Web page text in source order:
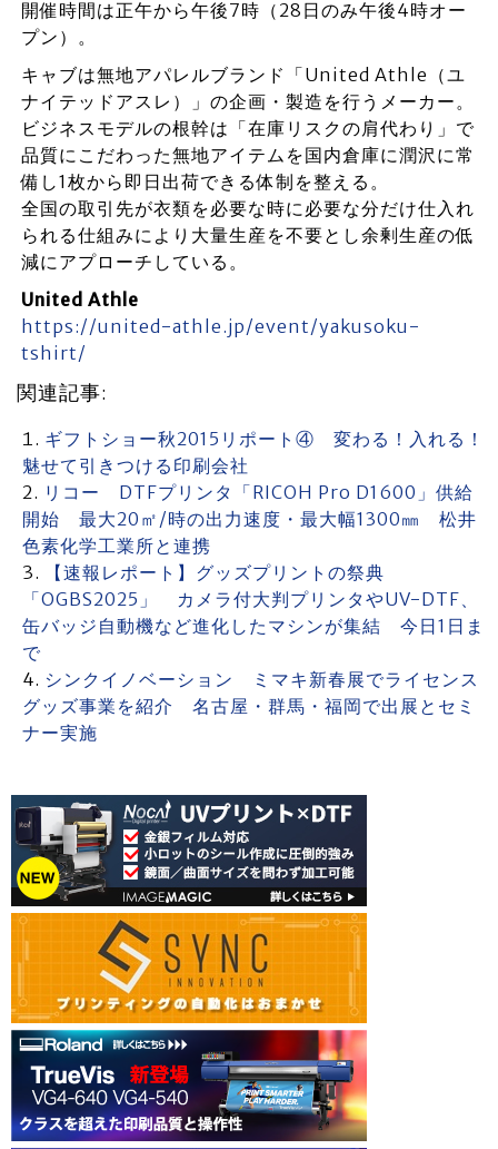
開催時間は正午から午後7時（28日のみ午後4時オー
プン）。
キャブは無地アパレルブランド「United Athle（ユ
ナイテッドアスレ）」の企画・製造を行うメーカー。
ビジネスモデルの根幹は「在庫リスクの肩代わり」で
品質にこだわった無地アイテムを国内倉庫に潤沢に常
備し1枚から即日出荷できる体制を整える。
全国の取引先が衣類を必要な時に必要な分だけ仕入れ
られる仕組みにより大量生産を不要とし余剰生産の低
減にアプローチしている。
United Athle
https://united-athle.jp/event/yakusoku-
tshirt/
関連記事:
ギフトショー秋2015リポート④ 変わる！入れる！
魅せて引きつける印刷会社
リコー DTFプリンタ「RICOH Pro D1600」供給
開始 最大20㎡/時の出力速度・最大幅1300㎜ 松井
色素化学工業所と連携
【速報レポート】グッズプリントの祭典
「OGBS2025」 カメラ付大判プリンタやUV-DTF、
缶バッジ自動機など進化したマシンが集結 今日1日ま
で
シンクイノベーション ミマキ新春展でライセンス
グッズ事業を紹介 名古屋・群馬・福岡で出展とセミ
ナー実施